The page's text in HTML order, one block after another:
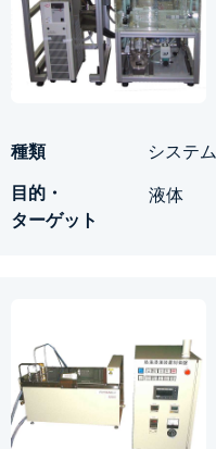
システム
液体